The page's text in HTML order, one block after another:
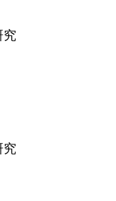
究
究